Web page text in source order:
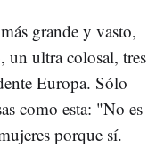
grande y vasto,
, un ultra colosal, tres
Europa. Sólo
como esta: "No es
porque sí.